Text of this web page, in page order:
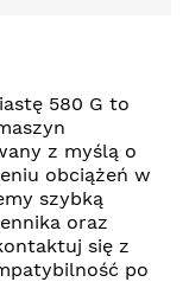
580 G to
z myślą o
obciążeń w
szybką
oraz
się z
po